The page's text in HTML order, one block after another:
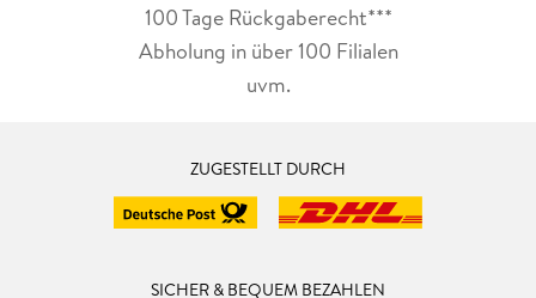
100 Tage Rückgaberecht***
Abholung in über 100 Filialen
uvm.
ZUGESTELLT DURCH
SICHER & BEQUEM BEZAHLEN